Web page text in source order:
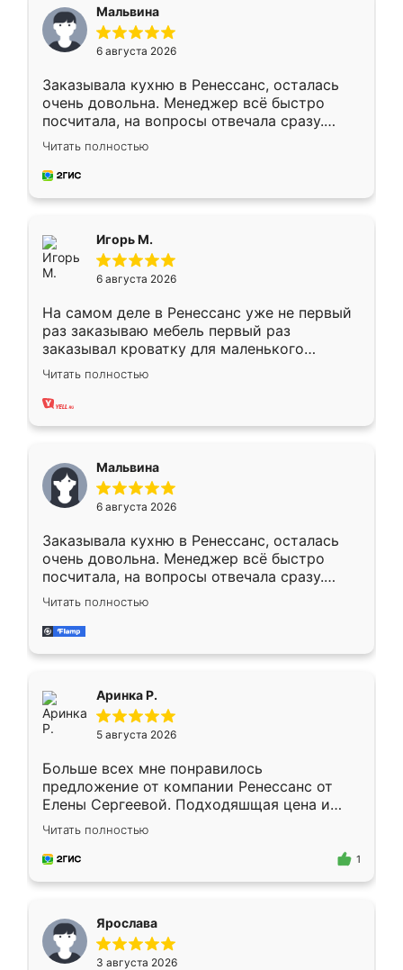
Мальвина
6 августа 2026
Заказывала кухню в Ренессанс, осталась
очень довольна. Менеджер всё быстро
посчитала, на вопросы отвечала сразу.
Замерщик приехал в субботу, подошёл к
делу со всей ответственностью. Собрали
за день, ребята работали аккуратно, даже
Читать полностью
Игорь М.
6 августа 2026
На самом деле в Ренессанс уже не первый
раз заказываю мебель первый раз
заказывал кроватку для маленького
ребёнка при его рождении ,во второй раз
заказал шкаф-купе. По качеству очень
хорошее сборка достаточно быстрая,
меньше, здесь же он более разнообразный.
Мне нравится ,если что-то потребуется из
мебели буду заказывать только здесь.
Читать полностью
Мальвина
6 августа 2026
Заказывала кухню в Ренессанс, осталась
очень довольна. Менеджер всё быстро
посчитала, на вопросы отвечала сразу.
Замерщик приехал в субботу, подошёл к
делу со всей ответственностью. Собрали
за день, ребята работали аккуратно, даже
Читать полностью
Аринка Р.
5 августа 2026
Больше всех мне понравилось
предложение от компании Ренессанс от
Елены Сергеевой. Подходяшщая цена и
короткие сроки изготовления. Приехавший
для замера сотрудник Владислав
предложил по моему эскизу самый
Читать полностью
1
Ярослава
3 августа 2026